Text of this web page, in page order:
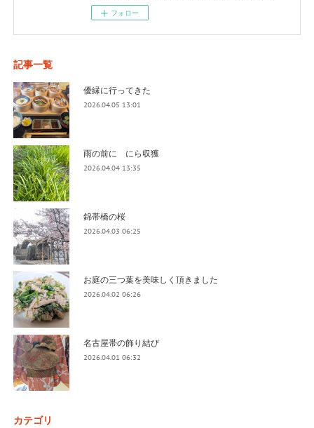
フォロー
記事一覧
優縁に行ってきた
2026.04.05 13:01
雨の前に にら収獲
2026.04.04 13:35
錦帯橋の桜
2026.04.03 06:25
お庭の三つ葉を美味しく頂きました
2026.04.02 06:26
名古屋帯の飾り結び
2026.04.01 06:32
カテゴリ